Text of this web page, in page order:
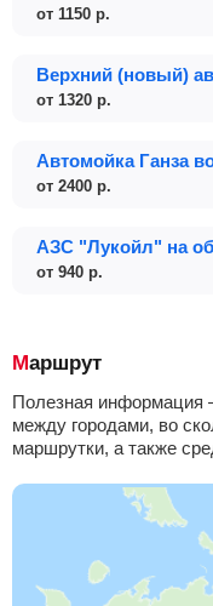
Верхний (новый)
от 1320 р.
Автомойка Ганза
от 2400 р.
АЗС "Лукойл" на
от 940 р.
от 1150 р.
Маршрут
Полезная информация
между городами, во
маршрутки, а также